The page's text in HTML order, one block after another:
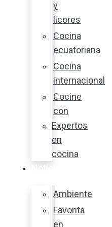
y
licores
Cocina
ecuatoriana
Cocina
internacional
Cocine
con
Expertos
en
cocina
Ambiente
Favorita
en